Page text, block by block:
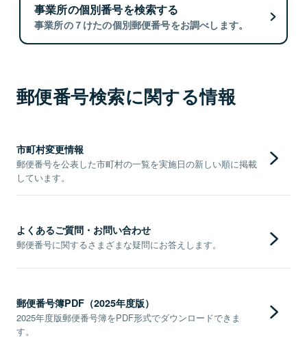
事業所の個別番号を検索する
事業所の７けたの個別郵便番号をお調べします。
郵便番号検索に関する情報
市町村変更情報
郵便番号を公表した市町村の一覧を実施日の新しい順に掲載
しています。
よくあるご質問・お問い合わせ
郵便番号に関するさまざまな疑問にお答えします。
郵便番号簿PDF（2025年度版）
2025年度版郵便番号簿をPDF形式でダウンロードできま
す。